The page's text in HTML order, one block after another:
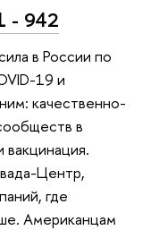
- 942
в России по
19 и
качественно-
в
вакцинация.
Центр,
где
Американцам